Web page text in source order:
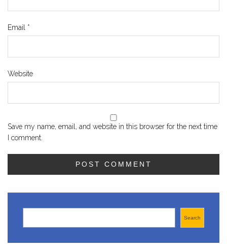
Email *
Website
Save my name, email, and website in this browser for the next time
I comment.
Search